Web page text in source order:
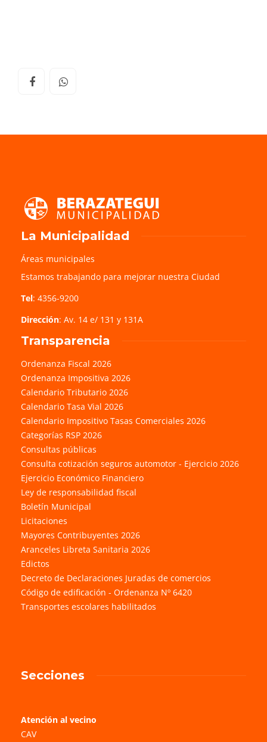
La Municipalidad
Áreas municipales
Estamos trabajando para mejorar nuestra Ciudad
Tel: 4356-9200
Dirección: Av. 14 e/ 131 y 131A
Transparencia
Ordenanza Fiscal 2026
Ordenanza Impositiva 2026
Calendario Tributario 2026
Calendario Tasa Vial 2026
Calendario Impositivo Tasas Comerciales 2026
Categorías RSP 2026
Consultas públicas
Consulta cotización seguros automotor - Ejercicio 2026
Ejercicio Económico Financiero
Ley de responsabilidad fiscal
Boletín Municipal
Licitaciones
Mayores Contribuyentes 2026
Aranceles Libreta Sanitaria 2026
Edictos
Decreto de Declaraciones Juradas de comercios
Código de edificación - Ordenanza Nº 6420
Transportes escolares habilitados
Secciones
Atención al vecino
CAV